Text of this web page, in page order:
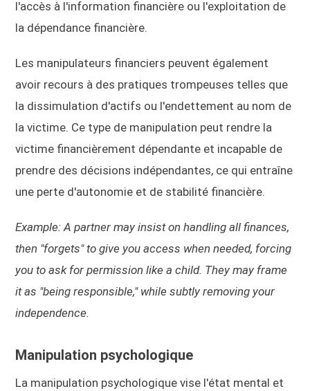
l'accès à l'information financière ou l'exploitation de
la dépendance financière.
Les manipulateurs financiers peuvent également
avoir recours à des pratiques trompeuses telles que
la dissimulation d'actifs ou l'endettement au nom de
la victime. Ce type de manipulation peut rendre la
victime financièrement dépendante et incapable de
prendre des décisions indépendantes, ce qui entraîne
une perte d'autonomie et de stabilité financière.
Example: A partner may insist on handling all finances,
then "forgets" to give you access when needed, forcing
you to ask for permission like a child. They may frame
it as "being responsible," while subtly removing your
independence.
Manipulation psychologique
La manipulation psychologique vise l'état mental et